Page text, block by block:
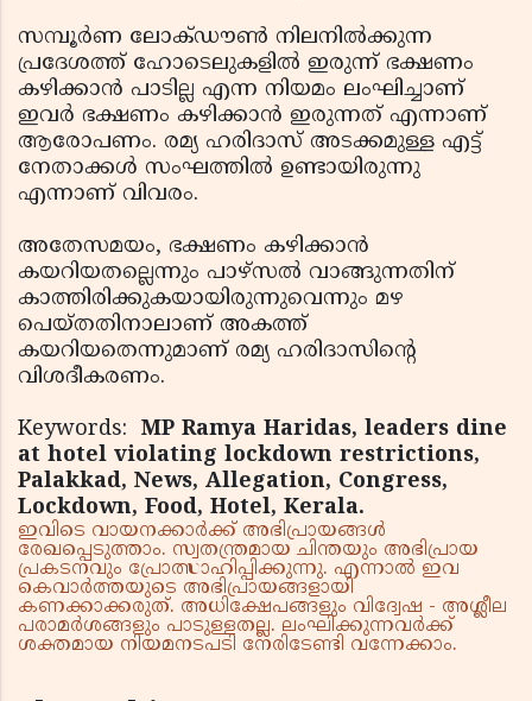
സമ്പൂര്‍ണ ലോക്ഡൗണ്‍ നിലനില്‍ക്കുന്ന
പ്രദേശത്ത് ഹോടെലുകളില്‍ ഇരുന്ന് ഭക്ഷണം
കഴിക്കാന്‍ പാടില്ല എന്ന നിയമം ലംഘിച്ചാണ്
ഇവര്‍ ഭക്ഷണം കഴിക്കാന്‍ ഇരുന്നത് എന്നാണ്
ആരോപണം. രമ്യ ഹരിദാസ് അടക്കമുള്ള എട്ട്
നേതാക്കള്‍ സംഘത്തില്‍ ഉണ്ടായിരുന്നു
എന്നാണ് വിവരം.
അതേസമയം, ഭക്ഷണം കഴിക്കാന്‍
കയറിയതല്ലെന്നും പാഴ്സല്‍ വാങ്ങുന്നതിന്
കാത്തിരിക്കുകയായിരുന്നുവെന്നും മഴ
പെയ്തതിനാലാണ് അകത്ത്
കയറിയതെന്നുമാണ് രമ്യ ഹരിദാസിന്റെ
വിശദീകരണം.
Keywords: MP Ramya Haridas, leaders dine
at hotel violating lockdown restrictions,
Palakkad, News, Allegation, Congress,
Lockdown, Food, Hotel, Kerala.
ഇവിടെ വായനക്കാർക്ക് അഭിപ്രായങ്ങൾ
രേഖപ്പെടുത്താം. സ്വതന്ത്രമായ ചിന്തയും അഭിപ്രായ
പ്രകടനവും പ്രോത്സാഹിപ്പിക്കുന്നു. എന്നാൽ ഇവ
കെവാർത്തയുടെ അഭിപ്രായങ്ങളായി
കണക്കാക്കരുത്. അധിക്ഷേപങ്ങളും വിദ്വേഷ - അശ്ലീല
പരാമർശങ്ങളും പാടുള്ളതല്ല. ലംഘിക്കുന്നവർക്ക്
ശക്തമായ നിയമനടപടി നേരിടേണ്ടി വന്നേക്കാം.